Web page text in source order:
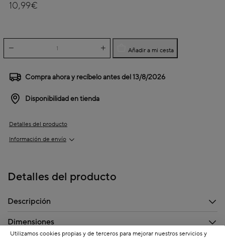
10,99€
Añadir a mi cesta
Compra ahora y recíbelo antes del13/8/2026
Disponibilidad en tienda
Detalles del producto
Información de envío
Detalles del producto
Descripción
Dimensiones
Utilizamos cookies propias y de terceros para mejorar nuestros servicios y